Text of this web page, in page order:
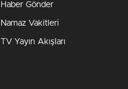
Haber Gönder
Namaz Vakitleri
TV Yayın Akışları